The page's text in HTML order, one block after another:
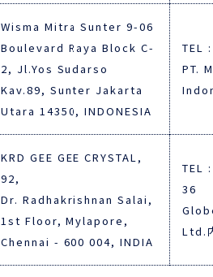
Wisma Mitra Sunter 9-06
Boulevard Raya Block C-
2, Jl.Yos Sudarso
Kav.89, Sunter Jakarta
Utara 14350, INDONESIA
TEL
PT.
KRD GEE GEE CRYSTAL,
92,
Dr. Radhakrishnan Salai,
1st Floor, Mylapore,
Chennai - 600 004, INDIA
TEL
36
Ltd.